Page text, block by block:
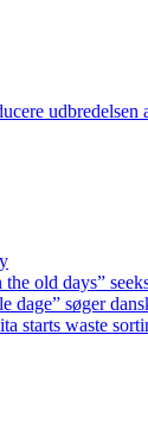
old days”
søger
starts waste